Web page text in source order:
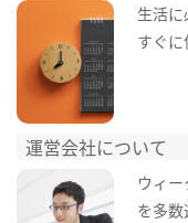
生活
すぐに
運営会社について
ウィ
を多数